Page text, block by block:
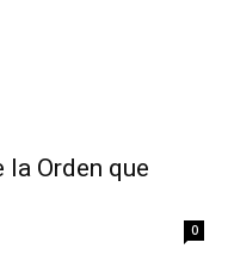
la Orden que
0